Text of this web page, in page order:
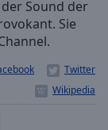
Sound der
Sie